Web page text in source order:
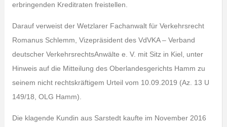
erbringenden Kreditraten freistellen.
Darauf verweist der Wetzlarer Fachanwalt für Verkehrsrecht
Romanus Schlemm, Vizepräsident des VdVKA – Verband
deutscher VerkehrsrechtsAnwälte e. V. mit Sitz in Kiel, unter
Hinweis auf die Mitteilung des Oberlandesgerichts Hamm zu
seinem nicht rechtskräftigem Urteil vom 10.09.2019 (Az. 13 U
149/18, OLG Hamm).
Die klagende Kundin aus Sarstedt kaufte im November 2016